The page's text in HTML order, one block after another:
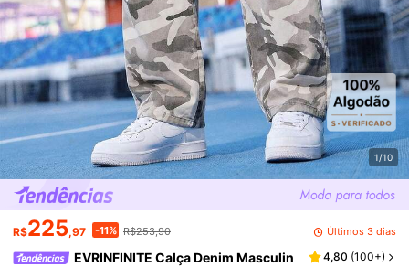
1/10
R$225,97 -11% R$253,90 Últimos 3 dias
EVRINFINITE Calça Denim Masculin
4,80 (100+)